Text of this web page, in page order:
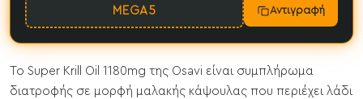
MEGA5 Αντιγραφή
Το Super Krill Oil 1180mg της Osavi είναι συμπλήρωμα
διατροφής σε μορφή μαλακής κάψουλας που περιέχει λάδι